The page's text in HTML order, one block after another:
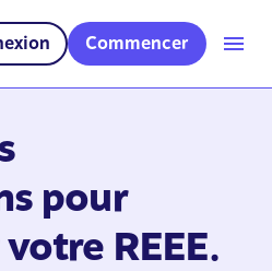
Commencer
pour
REEE.